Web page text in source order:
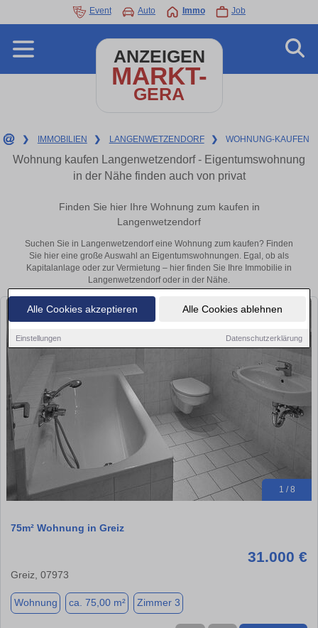
Alle Cookies akzeptieren Alle Cookies ablehnen
Einstellungen Datenschutzerklärung
Event Auto Immo Job
ANZEIGEN
MARKT-
GERA
❯ IMMOBILIEN ❯ LANGENWETZENDORF ❯ WOHNUNG-KAUFEN
Wohnung kaufen Langenwetzendorf - Eigentumswohnung
in der Nähe finden auch von privat
Finden Sie hier Ihre Wohnung zum kaufen in
Langenwetzendorf
Suchen Sie in Langenwetzendorf eine Wohnung zum kaufen? Finden
Sie hier eine große Auswahl an Eigentumswohnungen. Egal, ob als
Kapitalanlage oder zur Vermietung – hier finden Sie Ihre Immobilie in
Langenwetzendorf oder in der Nähe.
1 / 8
75m² Wohnung in Greiz
31.000 €
Greiz, 07973
Wohnung ca. 75,00 m² Zimmer 3